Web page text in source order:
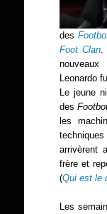
des
Foot Clan.
Leonardo
Le jeune
des
les
arrivèrent
frère et
(Qui est le
Les